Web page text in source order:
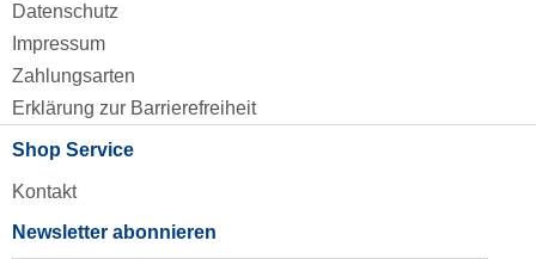
Datenschutz
Impressum
Zahlungsarten
Erklärung zur Barrierefreiheit
Shop Service
Kontakt
Newsletter abonnieren